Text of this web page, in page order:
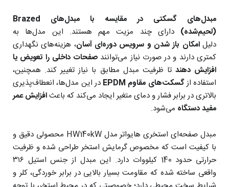
مبدل‌های گسکتی در مقایسه با مبدل‌های Brazed
(لحیم‌شده) دارای چند مزیت مهم هستند. این مدل‌ها به
دلیلامکان باز شدن و سرویس دوره‌ای آسان، هزینه‌های نگهداری
کمتری دارند و در صورت نیاز می‌توانند صفحات داخلی را تعویض یا
افزایش دهند تا ظرفیت مبدل مطابق با نیاز تغییر کند. همچنین،
استفاده ازگسکت‌های مقاوم EPDM
در این مدل‌ها، انعطاف‌پذیری
بالاتری در برابر فشار و دمای متغیر ایجاد می‌کند که باعثافزایش عمر
مفید دستگاه می‌شود.
مبدل صفحه‌ای استخری هایواتر مدل HW140kW محصولی دقیق و
با کیفیت است که مخصوص گرمایش استخر طراحی شده و ظرفیت
حرارتی حدود 140 کیلووات دارد. این مبدل از جنس استیل ۳۱۶
واقعی ساخته شده که مقاومت بسیار بالایی در برابر خوردگی، کلر و